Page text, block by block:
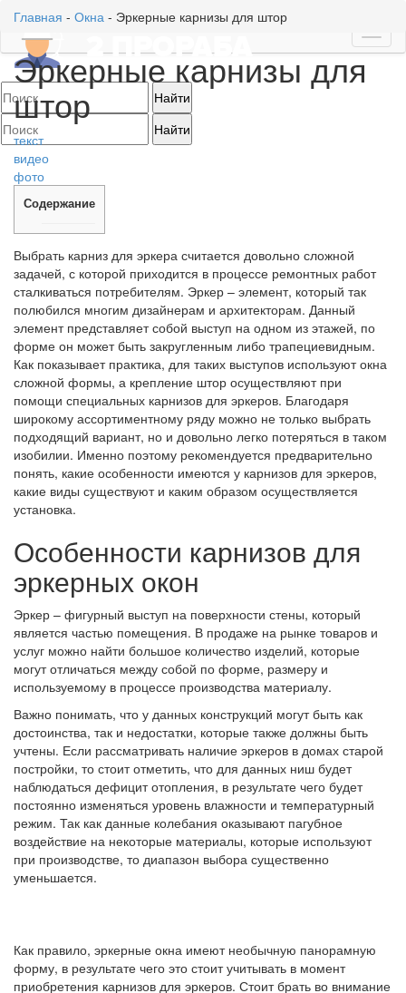
Главная - Окна - Эркерные карнизы для штор
Эркерные карнизы для
штор
текст
видео
фото
Содержание
Выбрать карниз для эркера считается довольно сложной
задачей, с которой приходится в процессе ремонтных работ
сталкиваться потребителям. Эркер – элемент, который так
полюбился многим дизайнерам и архитекторам. Данный
элемент представляет собой выступ на одном из этажей, по
форме он может быть закругленным либо трапециевидным.
Как показывает практика, для таких выступов используют окна
сложной формы, а крепление штор осуществляют при
помощи специальных карнизов для эркеров. Благодаря
широкому ассортиментному ряду можно не только выбрать
подходящий вариант, но и довольно легко потеряться в таком
изобилии. Именно поэтому рекомендуется предварительно
понять, какие особенности имеются у карнизов для эркеров,
какие виды существуют и каким образом осуществляется
установка.
Особенности карнизов для
эркерных окон
Эркер – фигурный выступ на поверхности стены, который
является частью помещения. В продаже на рынке товаров и
услуг можно найти большое количество изделий, которые
могут отличаться между собой по форме, размеру и
используемому в процессе производства материалу.
Важно понимать, что у данных конструкций могут быть как
достоинства, так и недостатки, которые также должны быть
учтены. Если рассматривать наличие эркеров в домах старой
постройки, то стоит отметить, что для данных ниш будет
наблюдаться дефицит отопления, в результате чего будет
постоянно изменяться уровень влажности и температурный
режим. Так как данные колебания оказывают пагубное
воздействие на некоторые материалы, которые используют
при производстве, то диапазон выбора существенно
уменьшается.
Как правило, эркерные окна имеют необычную панорамную
форму, в результате чего это стоит учитывать в момент
приобретения карнизов для эркеров. Стоит брать во внимание